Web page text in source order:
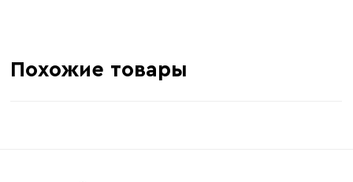
Похожие товары